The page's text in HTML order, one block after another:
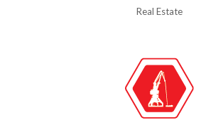
Real Estate